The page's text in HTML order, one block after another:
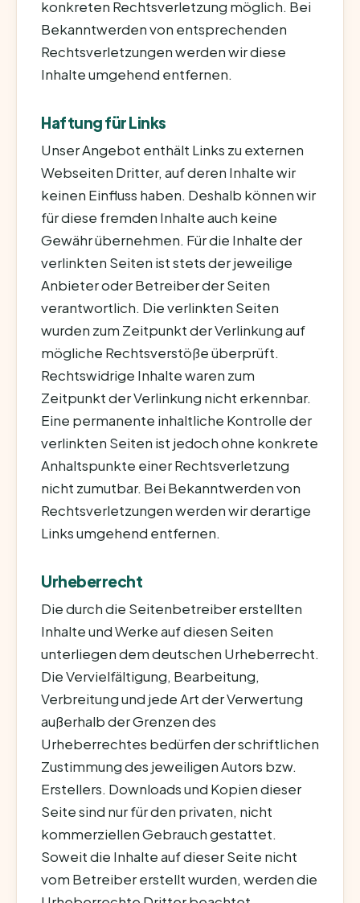
konkreten Rechtsverletzung möglich. Bei
Bekanntwerden von entsprechenden
Rechtsverletzungen werden wir diese
Inhalte umgehend entfernen.
Haftung für Links
Unser Angebot enthält Links zu externen
Webseiten Dritter, auf deren Inhalte wir
keinen Einfluss haben. Deshalb können wir
für diese fremden Inhalte auch keine
Gewähr übernehmen. Für die Inhalte der
verlinkten Seiten ist stets der jeweilige
Anbieter oder Betreiber der Seiten
verantwortlich. Die verlinkten Seiten
wurden zum Zeitpunkt der Verlinkung auf
mögliche Rechtsverstöße überprüft.
Rechtswidrige Inhalte waren zum
Zeitpunkt der Verlinkung nicht erkennbar.
Eine permanente inhaltliche Kontrolle der
verlinkten Seiten ist jedoch ohne konkrete
Anhaltspunkte einer Rechtsverletzung
nicht zumutbar. Bei Bekanntwerden von
Rechtsverletzungen werden wir derartige
Links umgehend entfernen.
Urheberrecht
Die durch die Seitenbetreiber erstellten
Inhalte und Werke auf diesen Seiten
unterliegen dem deutschen Urheberrecht.
Die Vervielfältigung, Bearbeitung,
Verbreitung und jede Art der Verwertung
außerhalb der Grenzen des
Urheberrechtes bedürfen der schriftlichen
Zustimmung des jeweiligen Autors bzw.
Erstellers. Downloads und Kopien dieser
Seite sind nur für den privaten, nicht
kommerziellen Gebrauch gestattet.
Soweit die Inhalte auf dieser Seite nicht
vom Betreiber erstellt wurden, werden die